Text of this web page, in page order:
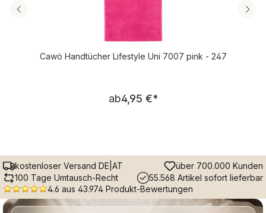
Cawö Handtücher Lifestyle Uni 7007 pink - 247
Regulärer Preis:
ab4,95 €*
kostenloser Versand DE|AT
über 700.000 Kunden
100 Tage Umtausch-Recht
55.568 Artikel sofort lieferbar
4.6 aus 43.974 Produkt-Bewertungen